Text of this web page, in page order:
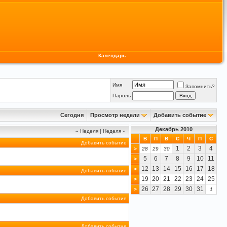
Календарь
Имя
Запомнить?
Пароль
Сегодня Просмотр недели Добавить событие
« Неделя | Неделя »
Добавить событие
Добавить событие
Добавить событие
Декабрь 2010
В П В С Ч П
С
>
28 29 30 1 2 3 4
> 5 6 7 8 9 10 11
> 12 13 14 15 16 17 18
> 19 20 21 22 23 24 25
> 26 27 28 29 30 31 1